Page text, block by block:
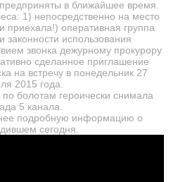
в ближайшее время.
1) непосредственно на место
приехала!) оперативная группа
использования
звонка дежурному прокурору
сделанное приглашение
на встречу в понедельник 27
2015 года.
болотам героически снимала
5 канала.
подробную информацию о
сегодня.